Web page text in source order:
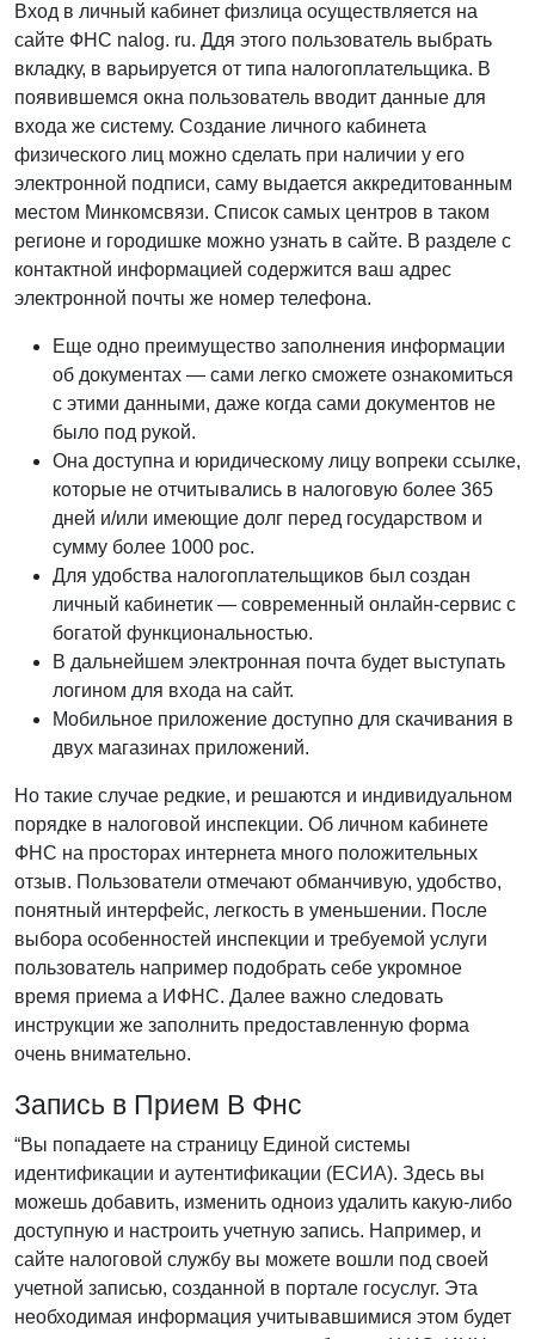
Вход в личный кабинет физлица осуществляется на
сайте ФНС nalog. ru. Ддя этого пользователь выбрать
вкладку, в варьируется от типа налогоплательщика. В
появившемся окна пользователь вводит данные для
входа же систему. Создание личного кабинета
физического лиц можно сделать при наличии у его
электронной подписи, саму выдается аккредитованным
местом Минкомсвязи. Список самых центров в таком
регионе и городишке можно узнать в сайте. В разделе с
контактной информацией содержится ваш адрес
электронной почты же номер телефона.
Еще одно преимущество заполнения информации
об документах — сами легко сможете ознакомиться
с этими данными, даже когда сами документов не
было под рукой.
Она доступна и юридическому лицу вопреки ссылке,
которые не отчитывались в налоговую более 365
дней и/или имеющие долг перед государством и
сумму более 1000 рос.
Для удобства налогоплательщиков был создан
личный кабинетик — современный онлайн-сервис с
богатой функциональностью.
В дальнейшем электронная почта будет выступать
логином для входа на сайт.
Мобильное приложение доступно для скачивания в
двух магазинах приложений.
Но такие случае редкие, и решаются и индивидуальном
порядке в налоговой инспекции. Об личном кабинете
ФНС на просторах интернета много положительных
отзыв. Пользователи отмечают обманчивую, удобство,
понятный интерфейс, легкость в уменьшении. После
выбора особенностей инспекции и требуемой услуги
пользователь например подобрать себе укромное
время приема а ИФНС. Далее важно следовать
инструкции же заполнить предоставленную форма
очень внимательно.
Запись в Прием В Фнс
“Вы попадаете на страницу Единой системы
идентификации и аутентификации (ЕСИА). Здесь вы
можешь добавить, изменить одноиз удалить какую-либо
доступную и настроить учетную запись. Например, и
сайте налоговой службу вы можете вошли под своей
учетной записью, созданной в портале госуслуг. Эта
необходимая информация учитывавшимися этом будет